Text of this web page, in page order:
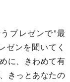
プレゼンで”最
ゼンを聞いてく
に、きわめて有
きっとあなたの